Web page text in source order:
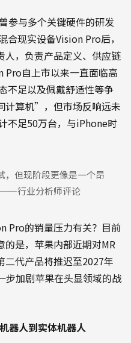
参与多个关键硬件的研发
合现实设备Vision Pro后，
人，负责产品定义、供应链
Pro自上市以来一直面临高
不足以及佩戴舒适性等争
计算机”，但市场反响远未
不足50万台，与iPhone时
，但现阶段更像是一个昂
行业分析师评论
Pro的销量压力有关？目前
的是，苹果内部近期对MR
二代产品将推迟至2027年
步加剧苹果在头显领域的战
器人到实体机器人